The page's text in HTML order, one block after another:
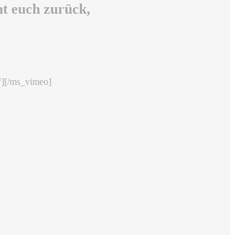
euch zurück,
ms_vimeo]